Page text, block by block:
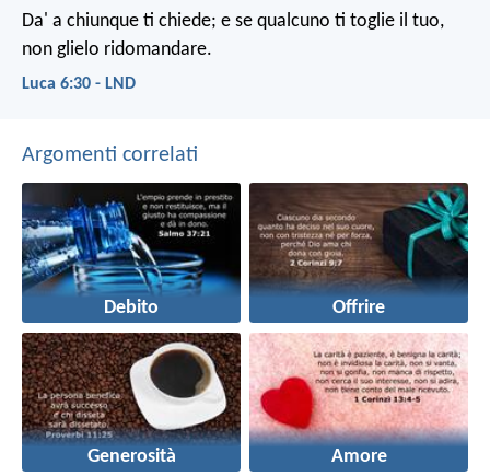
Da' a chiunque ti chiede; e se qualcuno ti toglie il tuo,
non glielo ridomandare.
Luca 6:30 - LND
Argomenti correlati
Debito Offrire
Generosità Amore